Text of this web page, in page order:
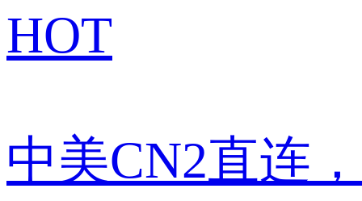
HOT
中美CN2直连